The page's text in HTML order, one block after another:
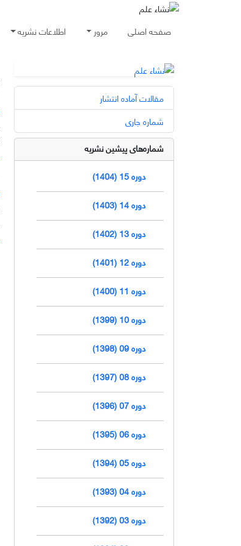
صفحه اصلی مرور اطلاعات نشریه
مقالات آماده انتشار
شماره جاری
شماره‌های پیشین نشریه
دوره 15 (1404)
دوره 14 (1403)
دوره 13 (1402)
دوره 12 (1401)
دوره 11 (1400)
دوره 10 (1399)
دوره 09 (1398)
دوره 08 (1397)
دوره 07 (1396)
دوره 06 (1395)
دوره 05 (1394)
دوره 04 (1393)
دوره 03 (1392)